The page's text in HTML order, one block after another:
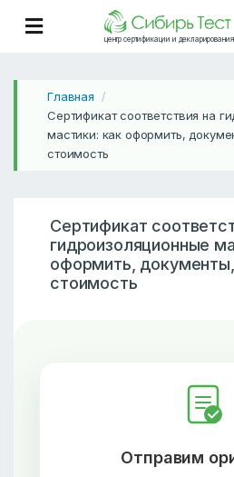
центр сертификации и декларирования
Главная /
Сертификат соответствия на
мастики: как оформить,
стоимость
Сертификат
гидроизоляционные
оформить,
стоимость
Отправим